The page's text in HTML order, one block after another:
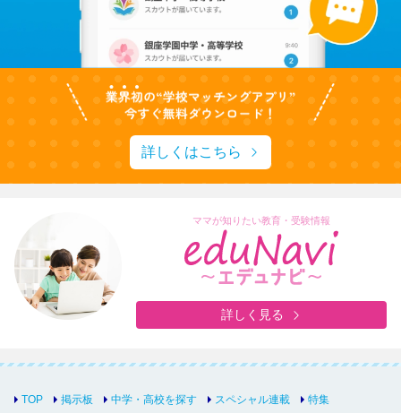
詳しくはこちら
ママが知りたい教育・受験情報
詳しく見る
TOP 掲示板 中学・高校を探す スペシャル連載 特集